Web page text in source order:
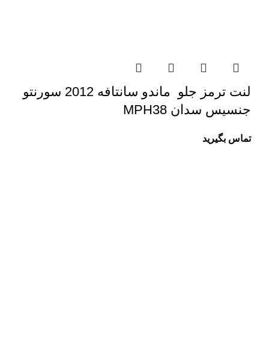
لنت ترمز جلو ماندو سانتافه 2012 سورنتو
جنسیس سدان MPH38
تماس بگیرید